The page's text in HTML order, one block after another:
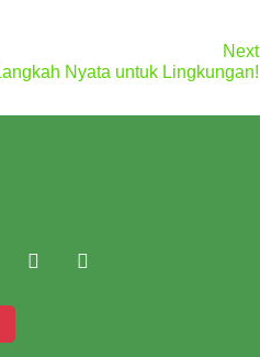
Next
Nyata untuk Lingkungan!